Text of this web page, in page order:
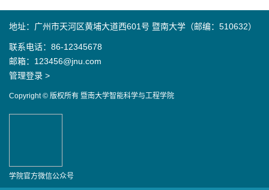
地址：广州市天河区黄埔大道西601号 暨南大学（邮编：510632）
联系电话：86-12345678
邮箱：123456@jnu.com
管理登录 >
Copyright © 版权所有 暨南大学智能科学与工程学院
学院官方微信公众号